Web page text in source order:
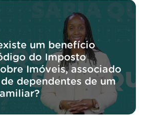
um benefício
do Imposto
Imóveis, associado
dependentes de um